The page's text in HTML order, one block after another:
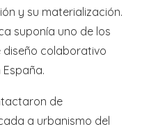
y su materialización.
suponía uno de los
diseño colaborativo
de
a urbanismo del